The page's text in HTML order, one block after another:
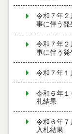
令和７年
事に伴う
令和７年
事に伴う
令和７年
令和６年
札結果
令和６年
入札結果